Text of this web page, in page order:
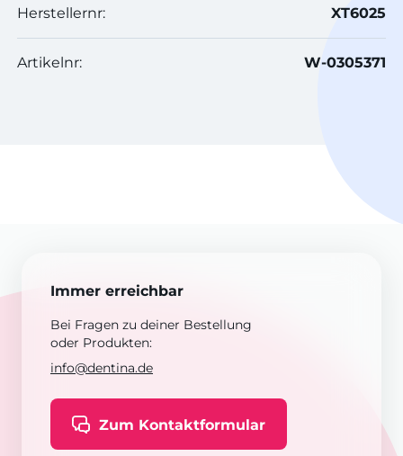
Herstellernr: XT6025
Artikelnr: W-0305371
Immer erreichbar
Bei Fragen zu deiner Bestellung
oder Produkten:
info@dentina.de
Zum Kontaktformular